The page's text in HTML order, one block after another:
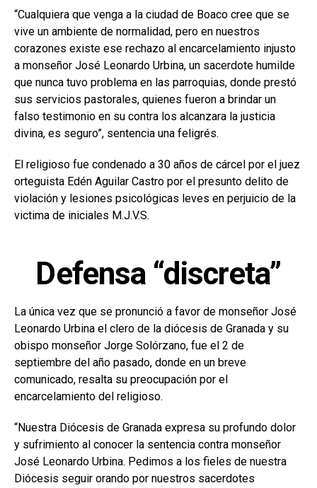
“Cualquiera que venga a la ciudad de Boaco cree que se
vive un ambiente de normalidad, pero en nuestros
corazones existe ese rechazo al encarcelamiento injusto
a monseñor José Leonardo Urbina, un sacerdote humilde
que nunca tuvo problema en las parroquias, donde prestó
sus servicios pastorales, quienes fueron a brindar un
falso testimonio en su contra los alcanzara la justicia
divina, es seguro”, sentencia una feligrés.
El religioso fue condenado a 30 años de cárcel por el juez
orteguista Edén Aguilar Castro por el presunto delito de
violación y lesiones psicológicas leves en perjuicio de la
victima de iniciales M.J.V.S.
Defensa “discreta”
La única vez que se pronunció a favor de monseñor José
Leonardo Urbina el clero de la diócesis de Granada y su
obispo monseñor Jorge Solórzano, fue el 2 de
septiembre del año pasado, donde en un breve
comunicado, resalta su preocupación por el
encarcelamiento del religioso.
“Nuestra Diócesis de Granada expresa su profundo dolor
y sufrimiento al conocer la sentencia contra monseñor
José Leonardo Urbina. Pedimos a los fieles de nuestra
Diócesis seguir orando por nuestros sacerdotes